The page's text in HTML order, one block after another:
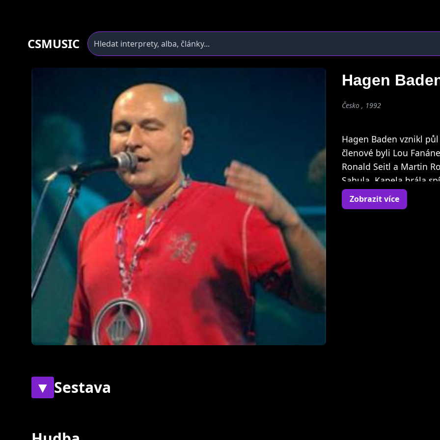
CSMUSIC
Hagen
Česko , 1992
Hagen Baden vznikl
členové byli Lou
Ronald Seitl a Martin
Sahula. Kapela hrála
jako zmiňovaný Orlík.
nechtěl ztratit kontakt s
Zobrazit více
▼ Sestava